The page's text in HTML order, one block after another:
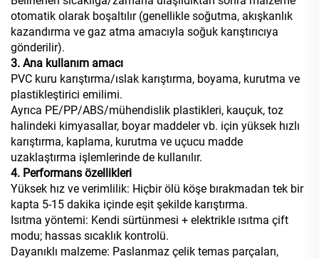
otomatik olarak boşaltılır (genellikle soğutma, akışkanlık
kazandırma ve gaz atma amacıyla soğuk karıştırıcıya
gönderilir).
3. Ana kullanım amacı
PVC kuru karıştırma/ıslak karıştırma, boyama, kurutma ve
plastikleştirici emilimi.
Ayrıca PE/PP/ABS/mühendislik plastikleri, kauçuk, toz
halindeki kimyasallar, boyar maddeler vb. için yüksek hızlı
karıştırma, kaplama, kurutma ve uçucu madde
uzaklaştırma işlemlerinde de kullanılır.
4. Performans özellikleri
Yüksek hız ve verimlilik: Hiçbir ölü köşe bırakmadan tek bir
kapta 5-15 dakika içinde eşit şekilde karıştırma.
Isıtma yöntemi: Kendi sürtünmesi + elektrikle ısıtma çift
modu; hassas sıcaklık kontrolü.
Dayanıklı malzeme: Paslanmaz çelik temas parçaları,